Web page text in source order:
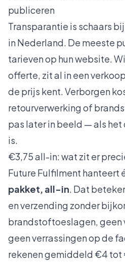
publiceren
Transparantie is schaars
in Nederland. De meeste
tarieven op hun website.
offerte, zit al in een
de prijs kent. Verborgen
retourverwerking of
pas later in beeld — als
is.
€3,75 all-in: wat zit er
Future Fulfilment hanteert
pakket, all-in. Dat
en verzending zonder
brandstoftoeslagen, geen
geen verrassingen op de
rekenen gemiddeld €4 tot